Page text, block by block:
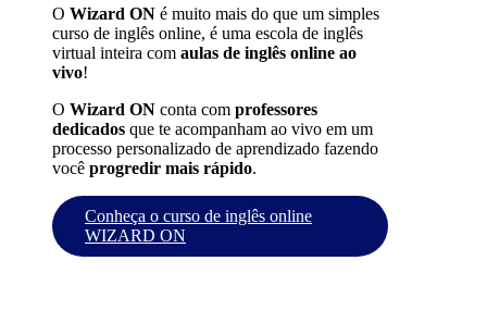
O Wizard ON é muito mais do que um simples
curso de inglês online, é uma escola de inglês
virtual inteira com aulas de inglês online ao
vivo!
O Wizard ON conta com professores
dedicados que te acompanham ao vivo em um
processo personalizado de aprendizado fazendo
você progredir mais rápido.
Conheça o curso de inglês online
WIZARD ON